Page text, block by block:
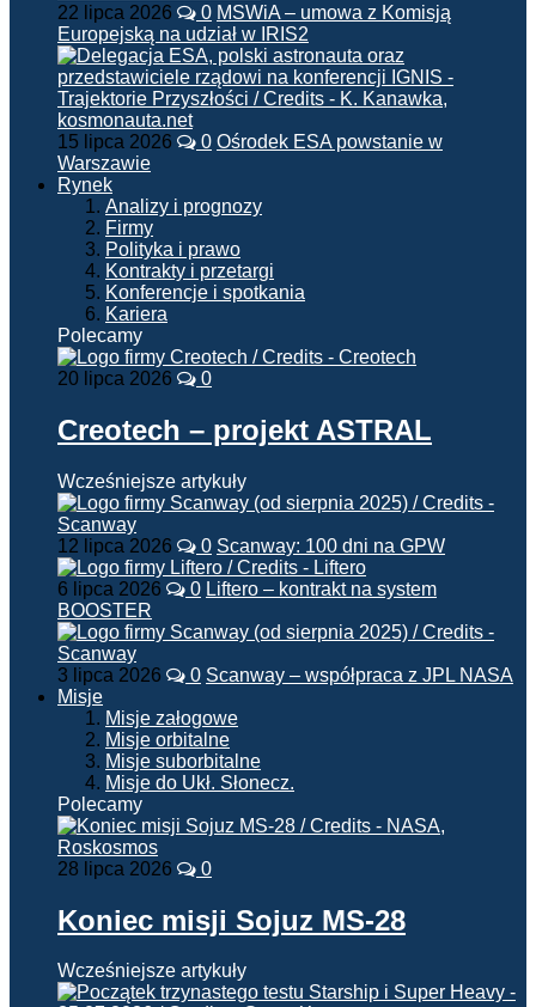
22 lipca 2026 0 MSWiA – umowa z Komisją
Europejską na udział w IRIS2
15 lipca 2026 0 Ośrodek ESA powstanie w
Warszawie
Rynek
Analizy i prognozy
Firmy
Polityka i prawo
Kontrakty i przetargi
Konferencje i spotkania
Kariera
Polecamy
20 lipca 2026 0
Creotech – projekt ASTRAL
Wcześniejsze artykuły
12 lipca 2026 0 Scanway: 100 dni na GPW
6 lipca 2026 0 Liftero – kontrakt na system
BOOSTER
3 lipca 2026 0 Scanway – współpraca z JPL NASA
Misje
Misje załogowe
Misje orbitalne
Misje suborbitalne
Misje do Ukł. Słonecz.
Polecamy
28 lipca 2026 0
Koniec misji Sojuz MS-28
Wcześniejsze artykuły